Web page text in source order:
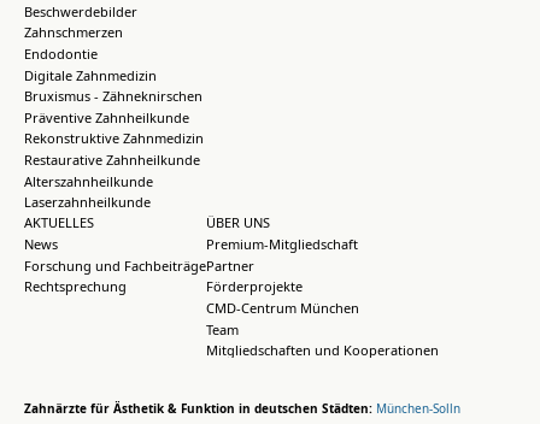
Beschwerdebilder
Zahnschmerzen
Endodontie
Digitale Zahnmedizin
Bruxismus - Zähneknirschen
Präventive Zahnheilkunde
Rekonstruktive Zahnmedizin
Restaurative Zahnheilkunde
Alterszahnheilkunde
Laserzahnheilkunde
AKTUELLES
News
Forschung und Fachbeiträge
Rechtsprechung
ÜBER UNS
Premium-Mitgliedschaft
Partner
Förderprojekte
CMD-Centrum München
Team
Mitgliedschaften und Kooperationen
Zahnärzte für Ästhetik & Funktion in deutschen Städten: München-Solln